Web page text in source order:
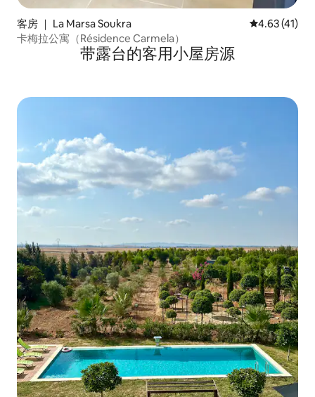
客房 ｜ La Marsa Soukra 平均评分
4.63 (41)
卡梅拉公寓（Résidence Carmela）
带露台的客用小屋房源